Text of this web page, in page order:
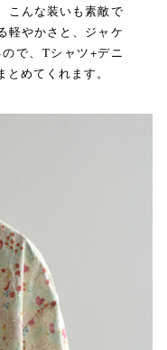
こんな装いも素敵で
軽やかさと、ジャケ
で、Tシャツ+デニ
めてくれます。